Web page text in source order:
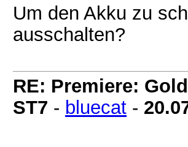
Um den Akku zu
ausschalten?
RE: Premiere:
ST7 - bluecat -